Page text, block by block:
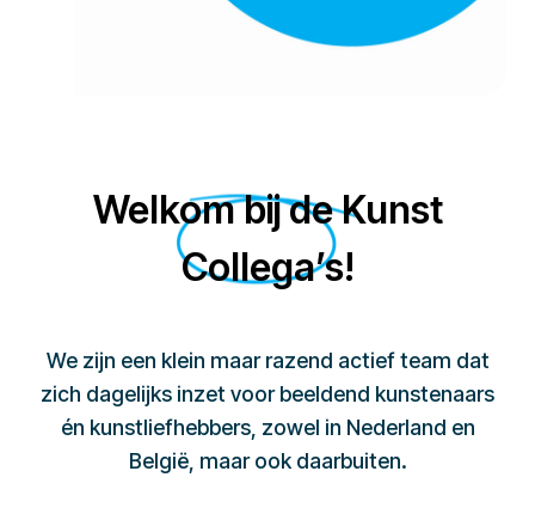
Welkom bij de Kunst
Collega’s!
We zijn een klein maar razend actief team dat
zich dagelijks inzet voor beeldend kunstenaars
én kunstliefhebbers, zowel in Nederland en
België, maar ook daarbuiten.